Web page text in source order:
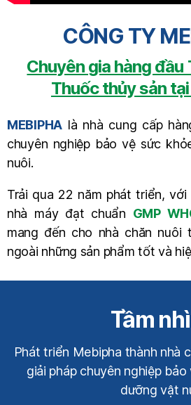
CÔNG TY
Chuyên gia hàng đầu
Thuốc thủy sản
MEBIPHA là nhà cung cấp
chuyên nghiệp bảo vệ sức
nuôi.
Trải qua 22 năm phát triển,
nhà máy đạt chuẩn GMP
mang đến cho nhà chăn nuôi
ngoài những sản phẩm tốt và
Tầm
Phát triển Mebipha thành nhà
giải pháp chuyên nghiệp
dưỡng vật